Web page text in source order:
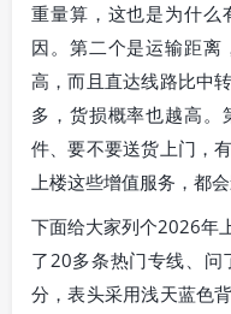
重量算，这也是为什么
因。第二个是运输距离
高，而且直达线路比中
多，货损概率也越高。
件、要不要送货上门，
上楼这些增值服务，都
下面给大家列个2026年
了20多条热门专线、
分，表头采用浅天蓝色